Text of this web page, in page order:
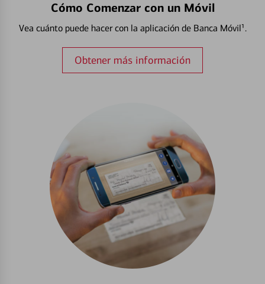
Cómo Comenzar con un Móvil
Vea cuánto puede hacer con la aplicación de Banca Móvil¹.
Obtener más información